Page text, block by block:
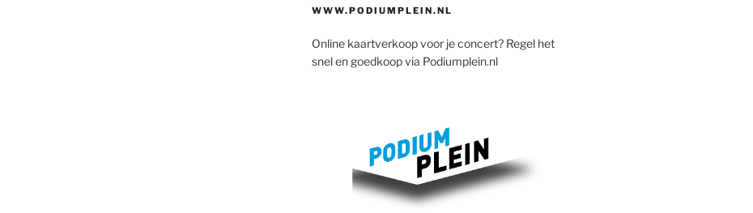
WWW.PODIUMPLEIN.NL
Online kaartverkoop voor je concert? Regel het
snel en goedkoop via Podiumplein.nl